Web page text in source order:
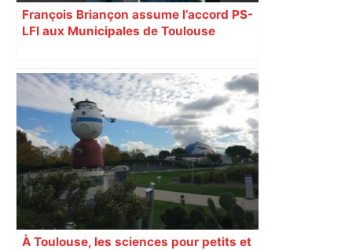
François Briançon assume l’accord PS-
LFI aux Municipales de Toulouse
À Toulouse, les sciences pour petits et